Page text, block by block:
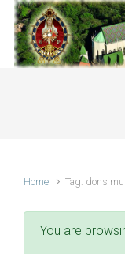
Skip to main
Home Tag: dons
You are